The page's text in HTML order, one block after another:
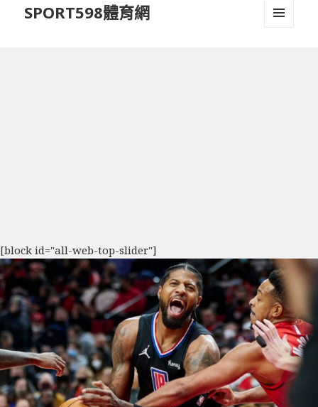
SPORT598體育網
[block id="all-web-top-slider"]